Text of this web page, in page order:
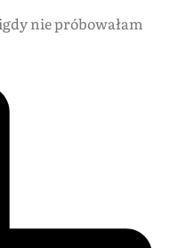
nie próbowałam